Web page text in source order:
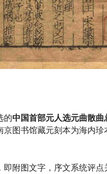
的中国首部元人选元曲散曲
图书馆藏元刻本为海内珍
附图文字，序文系统评